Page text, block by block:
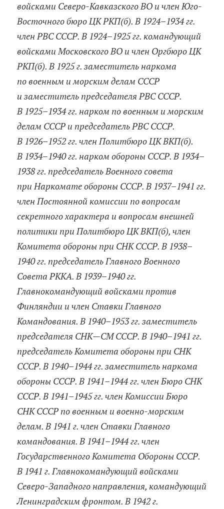
войсками Северо-Кавказского ВО и член Юго-
Восточного бюро ЦК РКП(б). В 1924–1934 гг.
член РВС СССР. В 1924–1925 гг. командующий
войсками Московского ВО и член Оргбюро ЦК
РКП(б). В 1925 г. заместитель наркома
по военным и морским делам СССР
и заместитель председателя РВС СССР.
В 1925–1934 гг. нарком по военным и морским
делам СССР и председатель РВС СССР.
В 1926–1952 гг. член Политбюро ЦК ВКП(б).
В 1934–1940 гг. нарком обороны СССР. В 1934–
1938 гг. председатель Военного совета
при Наркомате обороны СССР. В 1937–1941 гг.
член Постоянной комиссии по вопросам
секретного характера и вопросам внешней
политики при Политбюро ЦК ВКП(б), член
Комитета обороны при СНК СССР. В 1938–
1940 гг. председатель Главного Военного
Совета РККА. В 1939–1940 гг.
Главнокомандующий войсками против
Финляндии и член Ставки Главного
Командования. В 1940–1953 гг. заместитель
председателя СНК—СМ СССР. В 1940–1941 гг.
председатель Комитета обороны при СНК
СССР. В 1940–1944 гг. заместитель наркома
обороны СССР. В 1941–1944 гг. член Бюро СНК
СССР. В 1941–1945 гг. член Комиссии Бюро
СНК СССР по военным и военно-морским
делам. В 1941 г. член Ставки Главного
командования. В 1941–1944 гг. член
Государственного Комитета Обороны СССР.
В 1941 г. Главнокомандующий войсками
Северо-Западного направления, командующий
Ленинградским фронтом. В 1942 г.